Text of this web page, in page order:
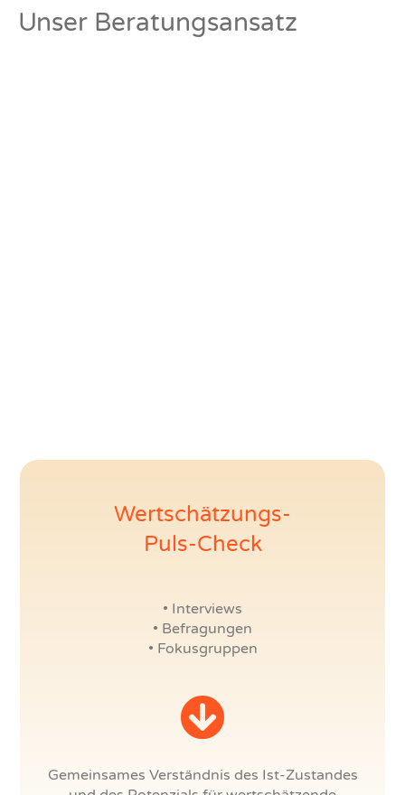
Unser Beratungsansatz
Wertschätzungs-
Puls-Check
• Interviews
• Befragungen
• Fokusgruppen
Gemeinsames Verständnis des Ist-Zustandes